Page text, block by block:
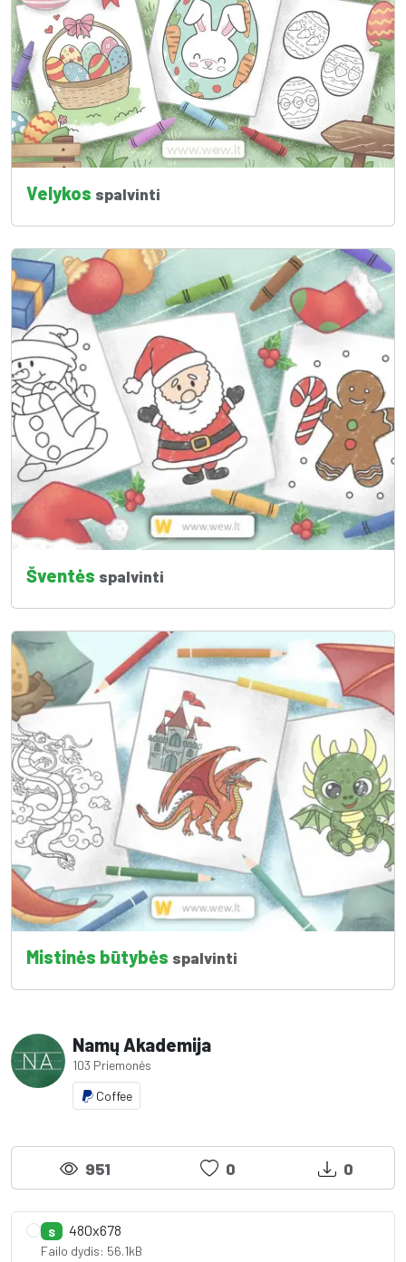
Velykos spalvinti
Šventės spalvinti
Mistinės būtybės spalvinti
Namų Akademija
103 Priemonės
Coffee
951 0 0
S 480x678
Failo dydis: 56.1kB